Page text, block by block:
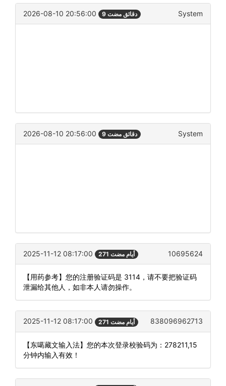
2026-08-10 20:56:00 9 دقائق مضت System
2026-08-10 20:56:00 9 دقائق مضت System
2025-11-12 08:17:00 271 أيام مضت 10695624
【用药参考】您的注册验证码是 3114，请不要把验证码
泄漏给其他人，如非本人请勿操作。
2025-11-12 08:17:00 271 أيام مضت 838096962713
【东噶藏文输入法】您的本次登录校验码为：278211,15
分钟内输入有效！